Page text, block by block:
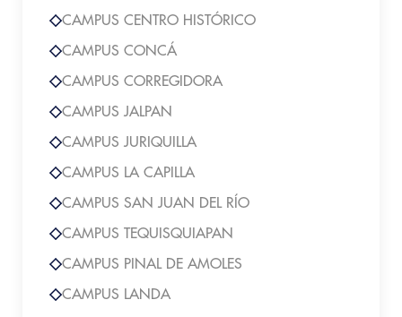
CAMPUS CENTRO HISTÓRICO
CAMPUS CONCÁ
CAMPUS CORREGIDORA
CAMPUS JALPAN
CAMPUS JURIQUILLA
CAMPUS LA CAPILLA
CAMPUS SAN JUAN DEL RÍO
CAMPUS TEQUISQUIAPAN
CAMPUS PINAL DE AMOLES
CAMPUS LANDA